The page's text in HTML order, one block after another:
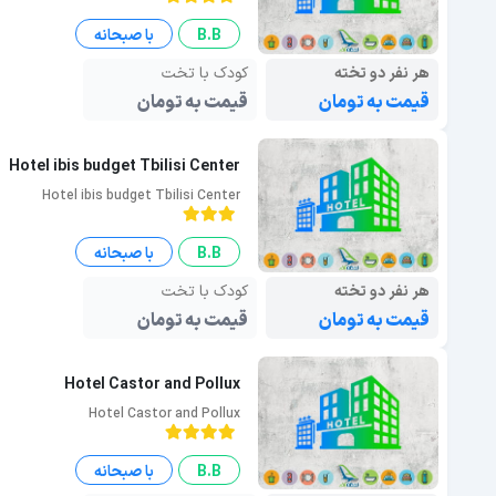
B.B
با صبحانه
هر نفر دو تخته
قیمت به تومان
کودک با تخت
قیمت به تومان
Hotel ibis budget Tbilisi Center
Hotel ibis budget Tbilisi Center
B.B
با صبحانه
هر نفر دو تخته
قیمت به تومان
کودک با تخت
قیمت به تومان
Hotel Castor and Pollux
Hotel Castor and Pollux
B.B با صبحانه